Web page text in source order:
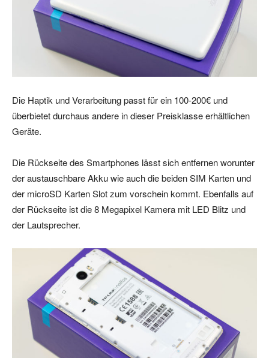
Die Haptik und Verarbeitung passt für ein 100-200€ und
überbietet durchaus andere in dieser Preisklasse erhältlichen
Geräte.
Die Rückseite des Smartphones lässt sich entfernen worunter
der austauschbare Akku wie auch die beiden SIM Karten und
der microSD Karten Slot zum vorschein kommt. Ebenfalls auf
der Rückseite ist die 8 Megapixel Kamera mit LED Blitz und
der Lautsprecher.